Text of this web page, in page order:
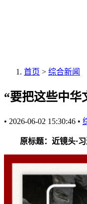
首页 > 综合新闻
“要把这些中华
• 2026-06-02 15:30:46 •
原标题：近镜头·习